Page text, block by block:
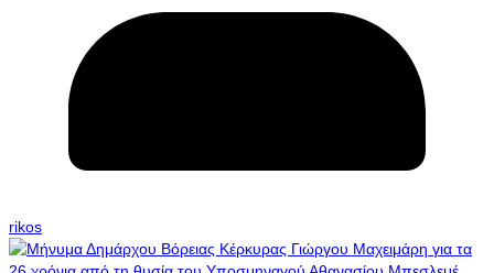
rikos